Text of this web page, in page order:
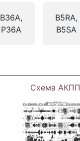
B36A,
P36A
B5RA,
B5SA
Схема АКПП